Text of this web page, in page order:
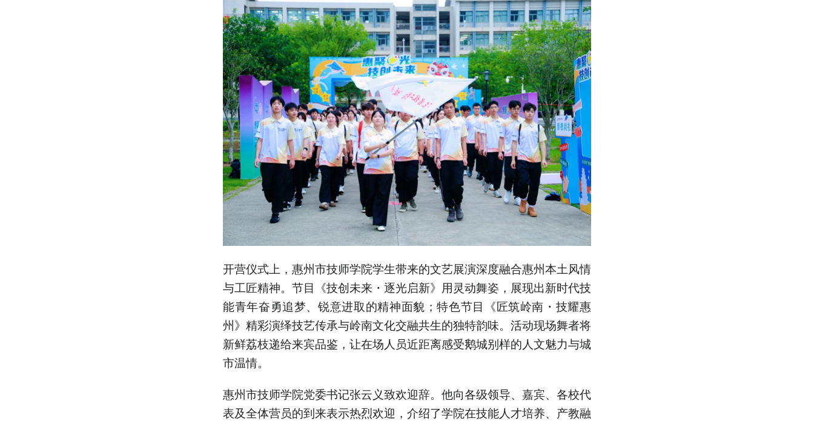
开营仪式上，惠州市技师学院学生带来的文艺展演深度融合惠州本土风情
与工匠精神。节目《技创未来・逐光启新》用灵动舞姿，展现出新时代技
能青年奋勇追梦、锐意进取的精神面貌；特色节目《匠筑岭南・技耀惠
州》精彩演绎技艺传承与岭南文化交融共生的独特韵味。活动现场舞者将
新鲜荔枝递给来宾品鉴，让在场人员近距离感受鹅城别样的人文魅力与城
市温情。
惠州市技师学院党委书记张云义致欢迎辞。他向各级领导、嘉宾、各校代
表及全体营员的到来表示热烈欢迎，介绍了学院在技能人才培养、产教融